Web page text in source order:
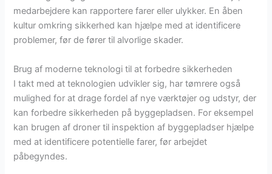
medarbejdere kan rapportere farer eller ulykker. En åben
kultur omkring sikkerhed kan hjælpe med at identificere
problemer, før de fører til alvorlige skader.
Brug af moderne teknologi til at forbedre sikkerheden
I takt med at teknologien udvikler sig, har tømrere også
mulighed for at drage fordel af nye værktøjer og udstyr, der
kan forbedre sikkerheden på byggepladsen. For eksempel
kan brugen af droner til inspektion af byggepladser hjælpe
med at identificere potentielle farer, før arbejdet
påbegyndes.